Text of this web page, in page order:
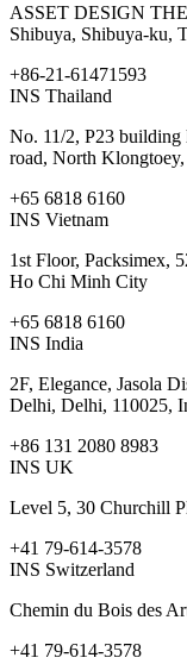
ASSET DESIGN
Shibuya, Shibuya-ku,
+86-21-61471593
INS Thailand
No. 11/2, P23
road, North
+65 6818 6160
INS Vietnam
1st Floor, Packsimex,
Ho Chi Minh City
+65 6818 6160
INS India
2F, Elegance, Jasola
Delhi, Delhi, 110025,
+86 131 2080 8983
INS UK
Level 5, 30 Churchill
+41 79-614-3578
INS Switzerland
Chemin du Bois des
+41 79-614-3578